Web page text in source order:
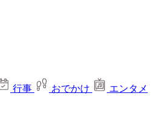
行事 おでかけ
エンタメ